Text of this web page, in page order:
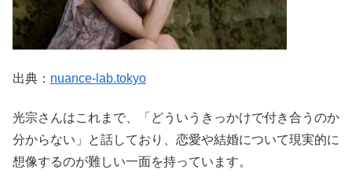
出典： nuance-lab.tokyo
光宗さんはこれまで、「どういうきっかけで付き合うのか
分からない」と話しており、恋愛や結婚について現実的に
想像するのが難しい一面を持っています。